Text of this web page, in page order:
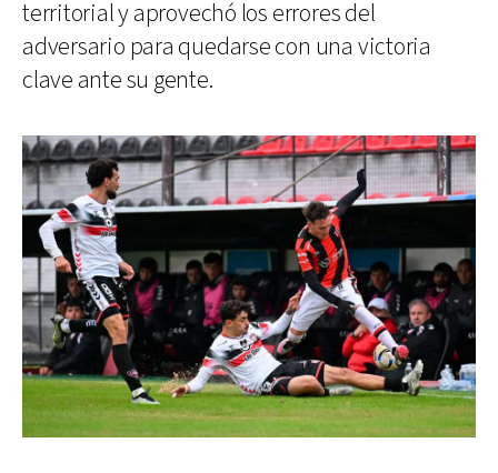
territorial y aprovechó los errores del
adversario para quedarse con una victoria
clave ante su gente.